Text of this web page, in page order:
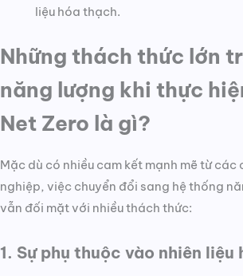
liệu hóa thạch.
Những thách thức lớn
năng lượng khi thực
Net Zero là gì?
Mặc dù có nhiều cam kết mạnh mẽ từ các
nghiệp, việc chuyển đổi sang hệ thống
vẫn đối mặt với nhiều thách thức:
1. Sự phụ thuộc vào nhiên liệu